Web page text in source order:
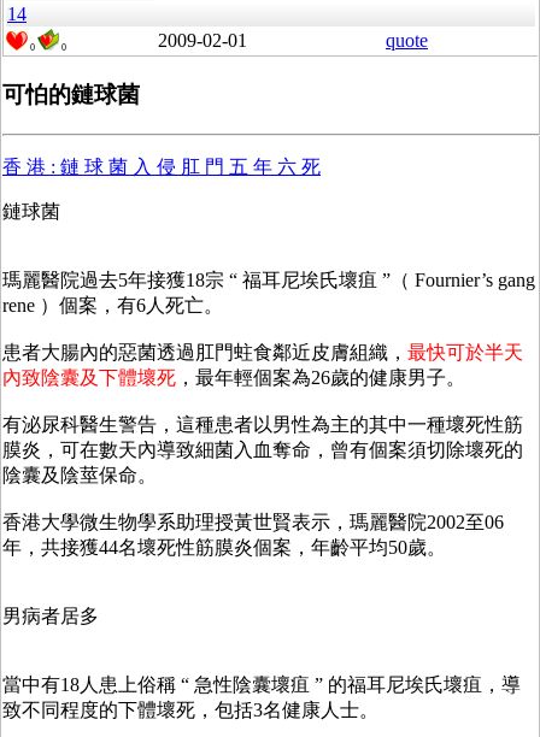
14
0 0 2009-02-01 quote
可怕的鏈球菌
香 港 : 鏈 球 菌 入 侵 肛 門 五 年 六 死
鏈球菌
瑪麗醫院過去5年接獲18宗 “ 福耳尼埃氏壞疽 ”（ Fournier’s gang
rene ）個案，有6人死亡。
患者大腸內的惡菌透過肛門蛀食鄰近皮膚組織， 最快可於半天
內致陰囊及下體壞死 ，最年輕個案為26歲的健康男子。
有泌尿科醫生警告，這種患者以男性為主的其中一種壞死性筋
膜炎，可在數天內導致細菌入血奪命，曾有個案須切除壞死的
陰囊及陰莖保命。
香港大學微生物學系助理授黃世賢表示，瑪麗醫院2002至06
年，共接獲44名壞死性筋膜炎個案，年齡平均50歲。
男病者居多
當中有18人患上俗稱 “ 急性陰囊壞疽 ” 的福耳尼埃氏壞疽，導
致不同程度的下體壞死，包括3名健康人士。